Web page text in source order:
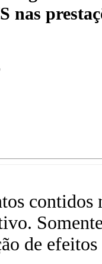
nas
contidos
de